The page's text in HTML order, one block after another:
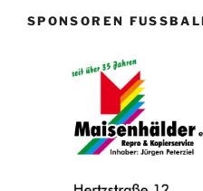
SPONSOREN FUSSBALL